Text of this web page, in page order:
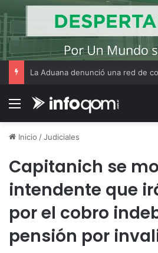
Menú
Inicio /Judiciales
Capitanich se
intendente que
por el cobro
pensión por